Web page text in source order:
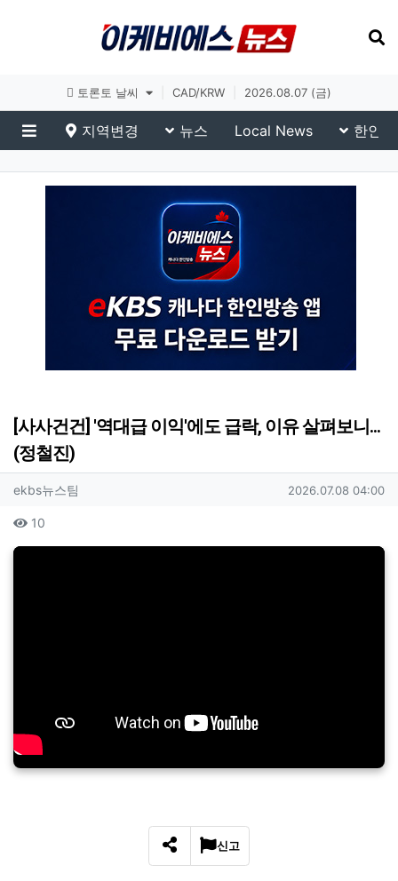
토론토 날씨 CAD/KRW 2026.08.07 (금)
메뉴
지역변경 뉴스 Local News 한인
이슈 브리핑
[사사건건] '역대급 이익'에도 급락, 이유 살펴보니...
(정철진)
작성자 정보
ekbs뉴스팀 작성일
2026.07.08 04:00
컨텐츠 정보
10
본문
SNS 공유
신고